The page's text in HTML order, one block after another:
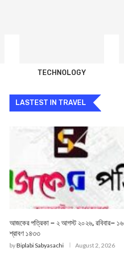
TECHNOLOGY
LASTEST IN TRAVEL
আজকের পত্রিকা – ২ আগস্ট ২০২৬, রবিবার– ১৬
শ্রাবণ ১৪৩৩
byBiplabi Sabyasachi August 2, 2026